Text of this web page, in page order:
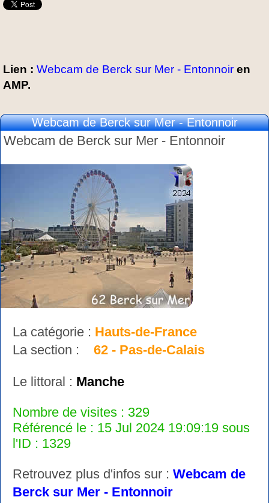
Lien : Webcam de Berck sur Mer - Entonnoir en
AMP.
Webcam de Berck sur Mer - Entonnoir
Webcam de Berck sur Mer - Entonnoir
La catégorie : Hauts-de-France
La section : 62 - Pas-de-Calais
Le littoral : Manche
Nombre de visites : 329
Référencé le : 15 Jul 2024 19:09:19 sous
l'ID : 1329
Retrouvez plus d'infos sur : Webcam de
Berck sur Mer - Entonnoir